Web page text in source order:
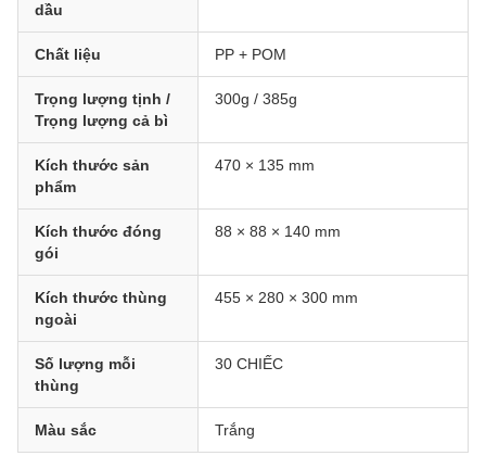
dầu
Chất liệu PP + POM
Trọng lượng tịnh /
Trọng lượng cả bì
300g / 385g
Kích thước sản
phẩm
470 × 135 mm
Kích thước đóng
gói
88 × 88 × 140 mm
Kích thước thùng
ngoài
455 × 280 × 300 mm
Số lượng mỗi
thùng
30 CHIẾC
Màu sắc Trắng